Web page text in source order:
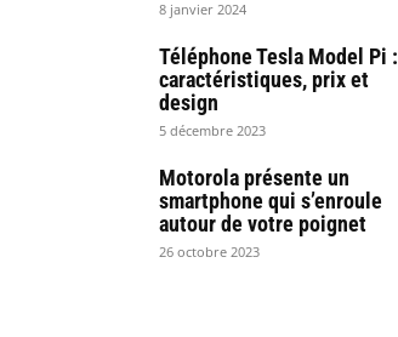
8 janvier 2024
Téléphone Tesla Model Pi :
caractéristiques, prix et
design
5 décembre 2023
Motorola présente un
smartphone qui s’enroule
autour de votre poignet
26 octobre 2023